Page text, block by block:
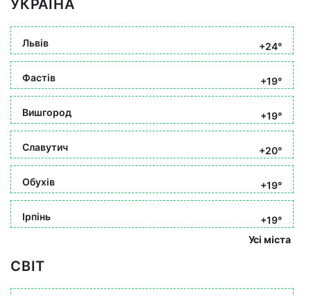
УКРАЇНА
Львів +24°
Фастів +19°
Вишгород +19°
Славутич +20°
Обухів +19°
Ірпінь
+19°
Усі міста
СВІТ